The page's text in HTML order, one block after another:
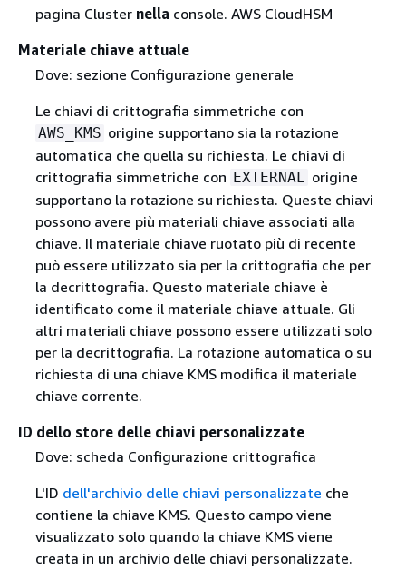
pagina Cluster nella console. AWS CloudHSM
Materiale chiave attuale
Dove: sezione Configurazione generale
Le chiavi di crittografia simmetriche con
AWS_KMS origine supportano sia la rotazione
automatica che quella su richiesta. Le chiavi di
crittografia simmetriche con EXTERNAL origine
supportano la rotazione su richiesta. Queste chiavi
possono avere più materiali chiave associati alla
chiave. Il materiale chiave ruotato più di recente
può essere utilizzato sia per la crittografia che per
la decrittografia. Questo materiale chiave è
identificato come il materiale chiave attuale. Gli
altri materiali chiave possono essere utilizzati solo
per la decrittografia. La rotazione automatica o su
richiesta di una chiave KMS modifica il materiale
chiave corrente.
ID dello store delle chiavi personalizzate
Dove: scheda Configurazione crittografica
L'ID dell'archivio delle chiavi personalizzate che
contiene la chiave KMS. Questo campo viene
visualizzato solo quando la chiave KMS viene
creata in un archivio delle chiavi personalizzate.